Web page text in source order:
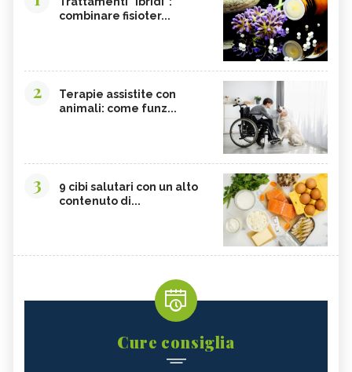
combinare fisioter...
2
Terapie assistite con
animali: come funz...
3
9 cibi salutari con un alto
contenuto di...
Cure consiglia